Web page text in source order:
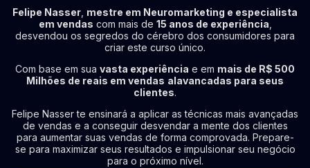
Felipe Nasser mestre em Neuromarketing e especialista
em vendas com mais de 15 anos de experiência
desvendou os segredos do cérebro dos consumidores para
criar este curso único.
Com base em sua vasta experiência e em mais de R$ 500
Milhões de reais em vendas alavancadas para seus
clientes.
Felipe Nasser te ensinará a aplicar as técnicas mais avançadas
de vendas e a conseguir desvendar a mente dos clientes
para aumentar suas vendas de forma comprovada. Prepare-
se para maximizar seus resultados e impulsionar seu negócio
para o próximo nível.